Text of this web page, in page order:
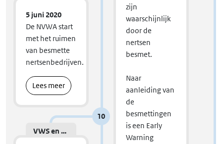
zijn
waarschijnlijk
door de
nertsen
besmet.
Naar
aanleiding van
de
besmettingen
is een Early
Warning
5 juni 2020
De NVWA start
met het ruimen
van besmette
nertsenbedrijven.
Lees meer
10
VWS en LNV